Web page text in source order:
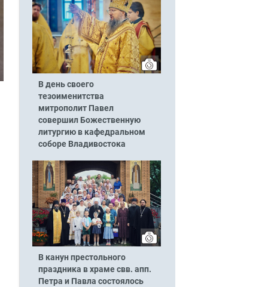
В день своего
тезоименитства
митрополит Павел
совершил Божественную
литургию в кафедральном
соборе Владивостока
В канун престольного
праздника в храме свв. апп.
Петра и Павла состоялось